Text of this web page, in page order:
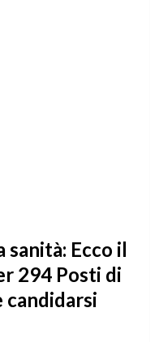
sanità: Ecco il
294 Posti di
candidarsi